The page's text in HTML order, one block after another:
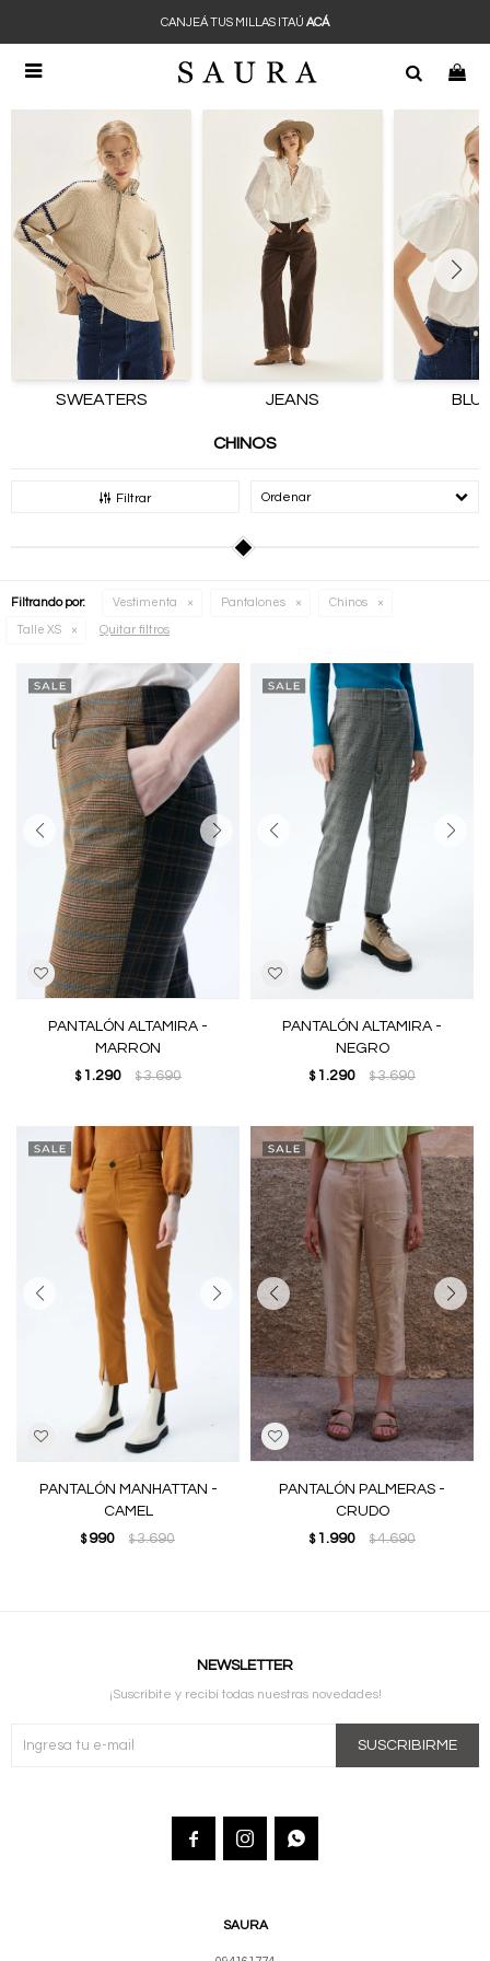

CANJEÁ TUS MILLAS ITAÚ ACÁ
SWEATERS JEANS
CHINOS
Filtrar Recomendados
Filtrando por: Vestimenta Pantalones Chinos
Talle XS Quitar filtros
PANTALÓN ALTAMIRA -
MARRON
$ 1.290 $3.690
PANTALÓN ALTAMIRA -
NEGRO
$ 1.290 $3.690
PANTALÓN MANHATTAN -
CAMEL
$ 990 $3.690
PANTALÓN PALMERAS -
CRUDO
$ 1.990 $4.690
SAURA
NEWSLETTER
¡Suscribite y recibí todas nuestras novedades!
SUSCRIBIRME
  